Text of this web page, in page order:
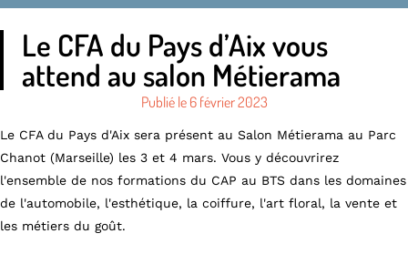
Le CFA du Pays d’Aix vous
attend au salon Métierama
Publié le 6 février 2023
Le CFA du Pays d'Aix sera présent au Salon Métierama au Parc
Chanot (Marseille) les 3 et 4 mars. Vous y découvrirez
l'ensemble de nos formations du CAP au BTS dans les domaines
de l'automobile, l'esthétique, la coiffure, l'art floral, la vente et
les métiers du goût.